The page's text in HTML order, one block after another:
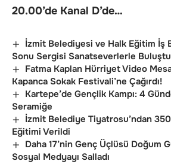
20.00’de Kanal D’de…
İzmit Belediyesi ve Halk Eğitim İş
Sonu Sergisi Sanatseverlerle
Fatma Kaplan Hürriyet Video
Kapanca Sokak Festivali’ne Çağırdı!
Kartepe’de Gençlik Kampı: 4
Seramiğe
İzmit Belediye Tiyatrosu’ndan
Eğitimi Verildi
Daha 17’nin Genç Üçlüsü Doğum
Sosyal Medyayı Salladı